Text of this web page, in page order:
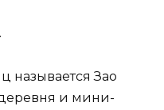
называется Зао
и мини-